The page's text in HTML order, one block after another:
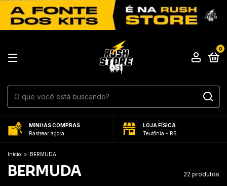
0
MINHAS COMPRAS
Rastrear agora
LOJA FÍSICA
Teutônia - RS
Início > BERMUDA
BERMUDA 22 produtos